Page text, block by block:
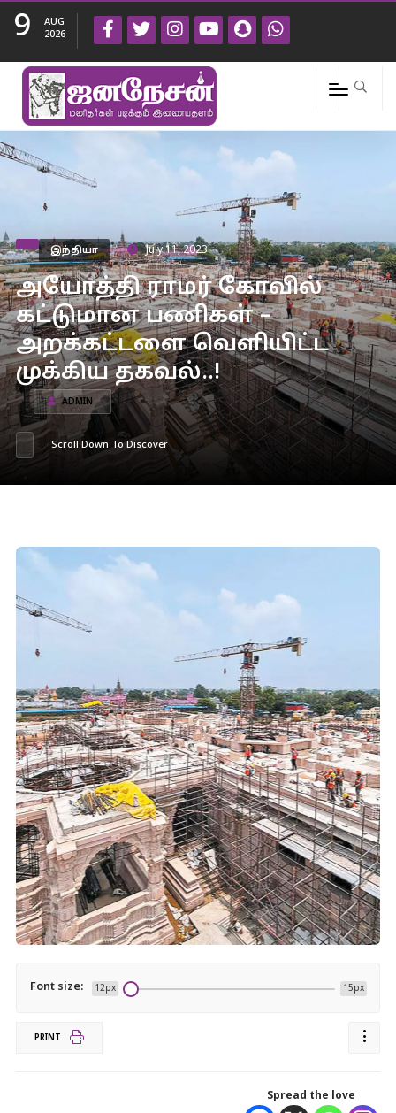
9
AUG
2026
இந்தியா July 11, 2023
அயோத்தி ராமர் கோவில்
கட்டுமான பணிகள் –
அறக்கட்டளை வெளியிட்ட
முக்கிய தகவல்..!
ADMIN
Scroll Down To Discover
Font size: 12px 15px
PRINT
Spread the love